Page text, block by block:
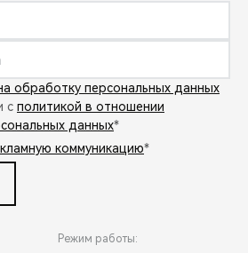
обработку персональных данных
с политикой в отношении
данных*
коммуникацию*
Режим работы: